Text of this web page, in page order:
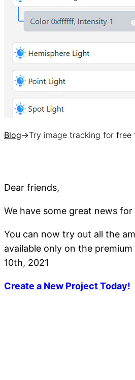
Blog→Try image tracking for free
Dear friends,
We have some great news for
You can now try out all the
available only on the
10th, 2021
Create a New Project Today!